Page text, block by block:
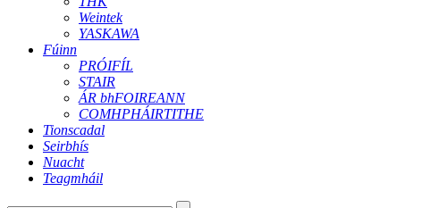
Weintek
YASKAWA
Fúinn
PRÓIFÍL
STAIR
ÁR bhFOIREANN
COMHPHÁIRTITHE
Tionscadal
Seirbhís
Nuacht
Teagmháil